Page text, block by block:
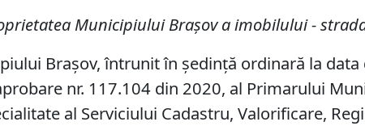
Municipiului Braşov a imobilului-
Brașov, întrunit în ședință ordinară la
nr. 117.104 din 2020, al Primarului
al Serviciului Cadastru, Valorificare,